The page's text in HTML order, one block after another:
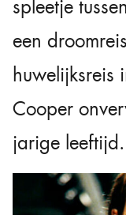
spleetje
een
huwelijksreis
Cooper
jarige leeftijd.